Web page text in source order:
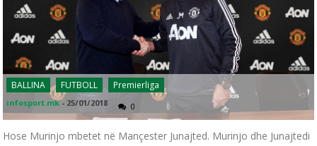
BALLINA FUTBOLL Premierliga
infosport.mk - 25/01/2018 0
Hose Murinjo mbetet në Mançester Junajted. Murinjo dhe Junajtedi